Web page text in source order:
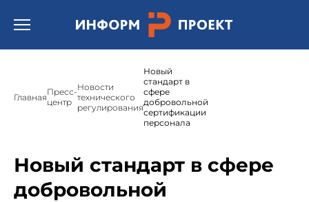
Открыть бургер меню.
ГлавнаяПресс-
центр
Новости
технического
регулирования
Новый
стандарт в
сфере
добровольной
сертификации
персонала
Новый стандарт в сфере
добровольной